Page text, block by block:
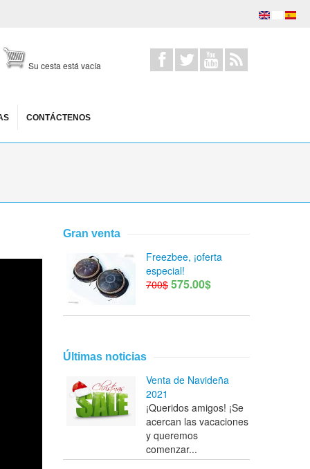
Su cesta está vacía
CONTÁCTENOS
Gran venta
Freezbee, ¡oferta
especial!
700$ 575.00$
Últimas noticias
Venta de Navideña
2021
¡Queridos amigos! ¡Se
acercan las vacaciones
y queremos
comenzar...